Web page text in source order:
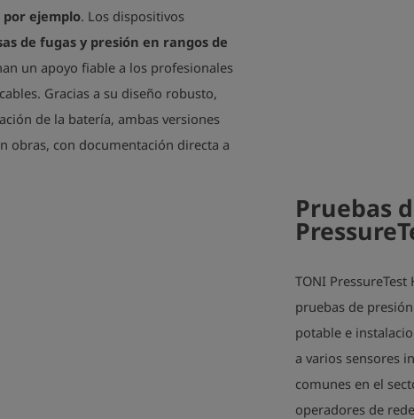
ejemplo. Los dispositivos
de fugas y presión en rangos de
un apoyo fiable a los profesionales
Gracias a su diseño robusto,
de la batería, ambas versiones
obras, con documentación directa a
Pruebas
TONI
pruebas de
potable e
a varios sensores
comunes en el
operadores de